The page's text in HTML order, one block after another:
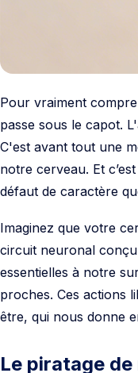
passe sous le capot.
C'est avant tout une
notre cerveau. Et
défaut de caractère
circuit neuronal
essentielles à notre
proches. Ces
être, qui nous donne
Le piratage